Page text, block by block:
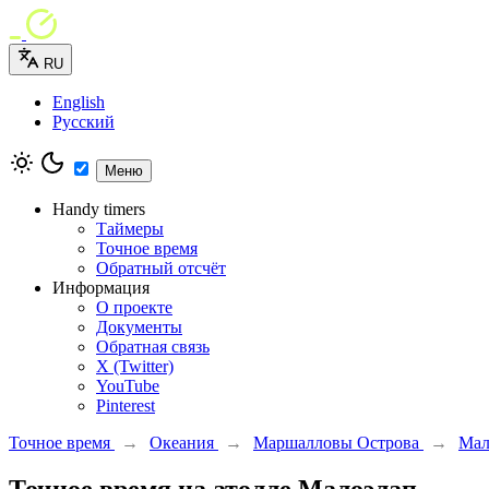
RU
English
Русский
Меню
Handy timers
Таймеры
Точное время
Обратный отсчёт
Информация
О проекте
Документы
Обратная связь
X (Twitter)
YouTube
Pinterest
Точное время
→ Океания → Маршалловы Острова →